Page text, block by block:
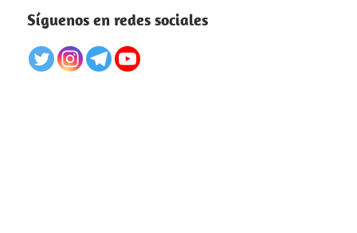
Síguenos en redes sociales